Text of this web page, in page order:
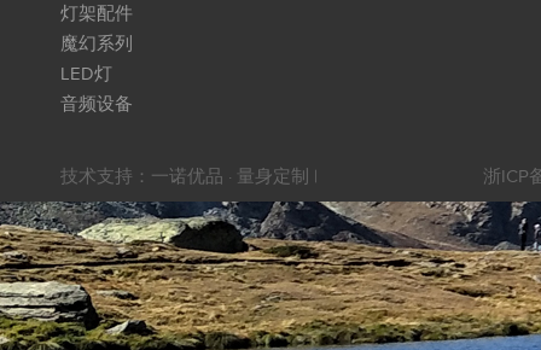
灯架配件
魔幻系列
LED灯
音频设备
技术支持： 一诺优品 · 量身定制 | 浙ICP